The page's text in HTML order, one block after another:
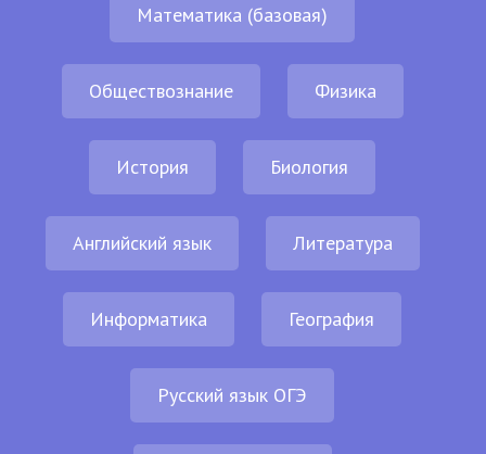
Математика (базовая)
Обществознание Физика
История Биология
Английский язык Литература
Информатика География
Русский язык ОГЭ